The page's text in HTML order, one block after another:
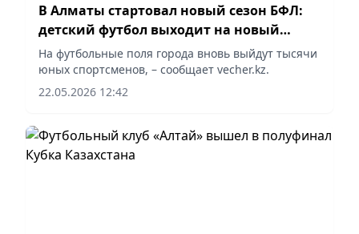
В Алматы стартовал новый сезон БФЛ:
детский футбол выходит на новый
уровень
На футбольные поля города вновь выйдут тысячи
юных спортсменов, – сообщает vecher.kz.
22.05.2026 12:42